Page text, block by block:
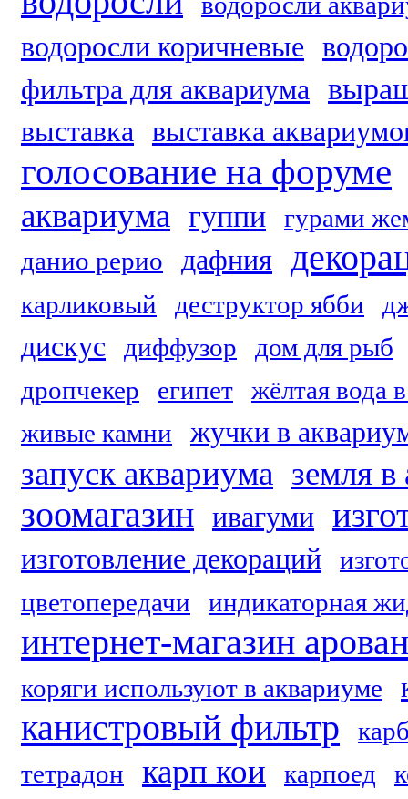
водоросли коричневые
фильтра для аквариума
выставка выставка
голосование на форуме
аквариума гуппи
гурами
данио рерио
дафния
карликовый деструктор ябби
дискус диффузор
дом для рыб
дропчекер
египет
жёлтая вода
живые камни
жучки в
запуск аквариума земля в
зоомагазин ивагуми
изготовление декораций
цветопередачи
индикаторная
интернет-магазин
коряги используют в аквариуме
канистровый фильтр
тетрадон
карп кои карпоед